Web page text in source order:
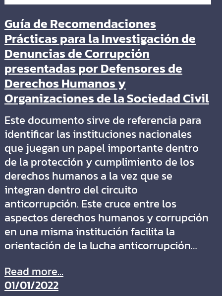
Guía de Recomendaciones
Prácticas para la Investigación de
Denuncias de Corrupción
presentadas por Defensores de
Derechos Humanos y
Organizaciones de la Sociedad Civil
Este documento sirve de referencia para
identificar las instituciones nacionales
que juegan un papel importante dentro
de la protección y cumplimiento de los
derechos humanos a la vez que se
integran dentro del circuito
anticorrupción. Este cruce entre los
aspectos derechos humanos y corrupción
en una misma institución facilita la
orientación de la lucha anticorrupción…
Read more...
01/01/2022